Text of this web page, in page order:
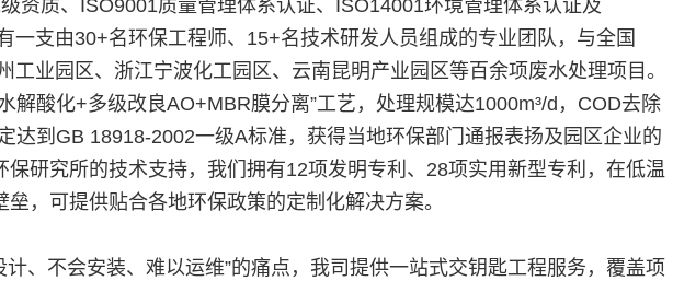
资质、ISO9001质量管理体系认证、ISO14001环境管理体系认证及
一支由30+名环保工程师、15+名技术研发人员组成的专业团队，与全国
业园区、浙江宁波化工园区、云南昆明产业园区等百余项废水处理项目。
解酸化+多级改良AO+MBR膜分离”工艺，处理规模达1000m³/d，COD去除
达到GB 18918-2002一级A标准，获得当地环保部门通报表扬及园区企业的
研究所的技术支持，我们拥有12项发明专利、28项实用新型专利，在低温
，可提供贴合各地环保政策的定制化解决方案。
计、不会安装、难以运维”的痛点，我司提供一站式交钥匙工程服务，覆盖项